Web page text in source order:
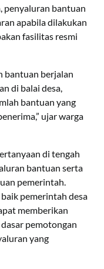
penyaluran bantuan
apabila dilakukan
fasilitas resmi
bantuan berjalan
di balai desa,
bantuan yang
ujar warga
di tengah
bantuan serta
pemerintah.
pemerintah desa
memberikan
pemotongan
yang